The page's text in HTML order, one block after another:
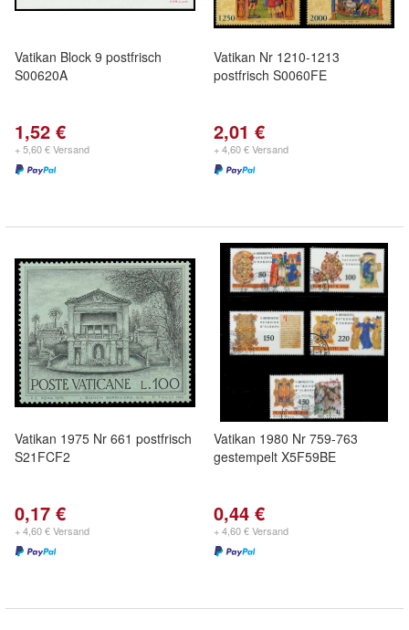
Vatikan Block 9 postfrisch
S00620A
1,52 €
+ 5,60 € Versand
Vatikan Nr 1210-1213
postfrisch S0060FE
2,01 €
+ 4,60 € Versand
Vatikan 1975 Nr 661 postfrisch
S21FCF2
0,17 €
+ 4,60 € Versand
Vatikan 1980 Nr 759-763
gestempelt X5F59BE
0,44 €
+ 4,60 € Versand